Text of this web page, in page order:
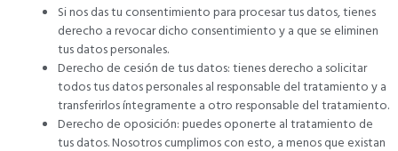
Si nos das tu consentimiento para procesar tus datos, tienes
derecho a revocar dicho consentimiento y a que se eliminen
tus datos personales.
Derecho de cesión de tus datos: tienes derecho a solicitar
todos tus datos personales al responsable del tratamiento y a
transferirlos íntegramente a otro responsable del tratamiento.
Derecho de oposición: puedes oponerte al tratamiento de
tus datos. Nosotros cumplimos con esto, a menos que existan